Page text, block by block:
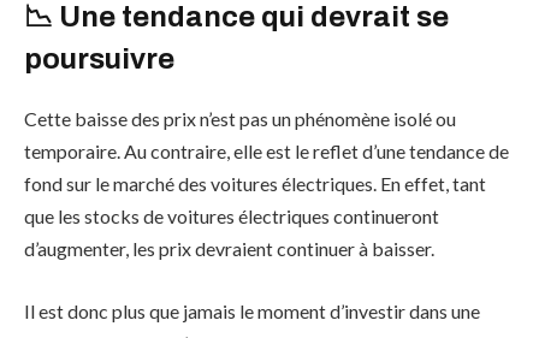
📉 Une tendance qui devrait se
poursuivre
Cette baisse des prix n’est pas un phénomène isolé ou
temporaire. Au contraire, elle est le reflet d’une tendance de
fond sur le marché des voitures électriques. En effet, tant
que les stocks de voitures électriques continueront
d’augmenter, les prix devraient continuer à baisser.
Il est donc plus que jamais le moment d’investir dans une